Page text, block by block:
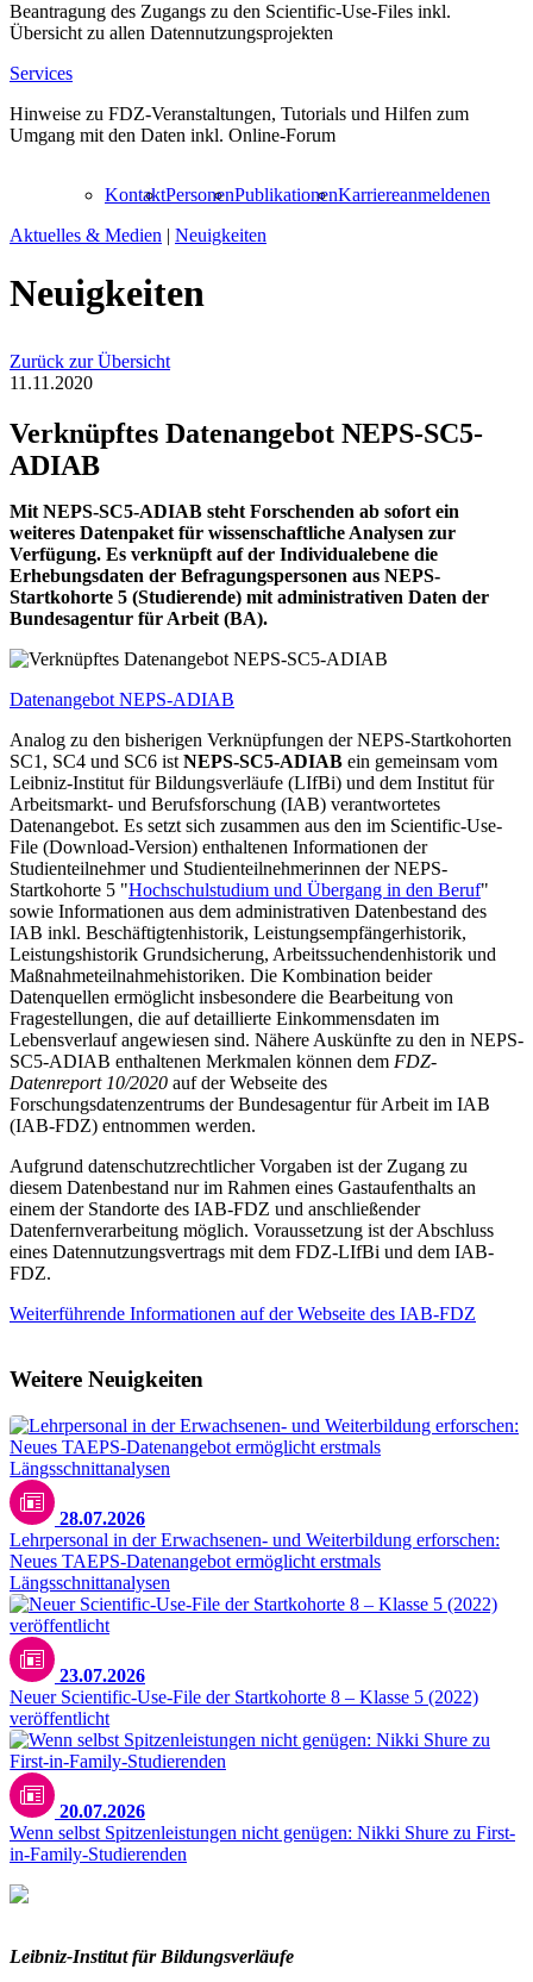
Beantragung des Zugangs zu den Scientific-Use-Files inkl.
Übersicht zu allen Datennutzungsprojekten
Services
Hinweise zu FDZ-Veranstaltungen, Tutorials und Hilfen zum
Umgang mit den Daten inkl. Online-Forum
KontaktPersonenPublikationenKarriereanmeldenen
Aktuelles & Medien | Neuigkeiten
Neuigkeiten
Zurück zur Übersicht
11.11.2020
Verknüpftes Datenangebot NEPS-SC5-
ADIAB
Mit NEPS-SC5-ADIAB steht Forschenden ab sofort ein
weiteres Datenpaket für wissenschaftliche Analysen zur
Verfügung. Es verknüpft auf der Individualebene die
Erhebungsdaten der Befragungspersonen aus NEPS-
Startkohorte 5 (Studierende) mit administrativen Daten der
Bundesagentur für Arbeit (BA).
Datenangebot NEPS-ADIAB
Analog zu den bisherigen Verknüpfungen der NEPS-Startkohorten
SC1, SC4 und SC6 ist NEPS-SC5-ADIAB ein gemeinsam vom
Leibniz-Institut für Bildungsverläufe (LIfBi) und dem Institut für
Arbeitsmarkt- und Berufsforschung (IAB) verantwortetes
Datenangebot. Es setzt sich zusammen aus den im Scientific-Use-
File (Download-Version) enthaltenen Informationen der
Studienteilnehmer und Studienteilnehmerinnen der NEPS-
Startkohorte 5 "Hochschulstudium und Übergang in den Beruf"
sowie Informationen aus dem administrativen Datenbestand des
IAB inkl. Beschäftigtenhistorik, Leistungsempfängerhistorik,
Leistungshistorik Grundsicherung, Arbeitssuchendenhistorik und
Maßnahmeteilnahmehistoriken. Die Kombination beider
Datenquellen ermöglicht insbesondere die Bearbeitung von
Fragestellungen, die auf detaillierte Einkommensdaten im
Lebensverlauf angewiesen sind. Nähere Auskünfte zu den in NEPS-
SC5-ADIAB enthaltenen Merkmalen können dem FDZ-
Datenreport 10/2020 auf der Webseite des
Forschungsdatenzentrums der Bundesagentur für Arbeit im IAB
(IAB-FDZ) entnommen werden.
Aufgrund datenschutzrechtlicher Vorgaben ist der Zugang zu
diesem Datenbestand nur im Rahmen eines Gastaufenthalts an
einem der Standorte des IAB-FDZ und anschließender
Datenfernverarbeitung möglich. Voraussetzung ist der Abschluss
eines Datennutzungsvertrags mit dem FDZ-LIfBi und dem IAB-
FDZ.
Weiterführende Informationen auf der Webseite des IAB-FDZ
Weitere Neuigkeiten
28.07.2026
Lehrpersonal in der Erwachsenen- und Weiterbildung erforschen:
Neues TAEPS-Datenangebot ermöglicht erstmals
Längsschnittanalysen
23.07.2026
Neuer Scientific-Use-File der Startkohorte 8 – Klasse 5 (2022)
veröffentlicht
20.07.2026
Wenn selbst Spitzenleistungen nicht genügen: Nikki Shure zu First-
in-Family-Studierenden
Leibniz-Institut für Bildungsverläufe